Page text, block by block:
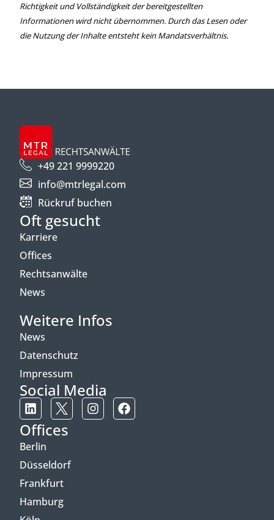
Richtigkeit und Vollständigkeit der bereitgestellten
Informationen wird nicht übernommen. Durch das Lesen oder
die Nutzung der Inhalte entsteht kein Mandatsverhältnis.
+49 221 9999220
info@mtrlegal.com
Rückruf buchen
Oft gesucht
Karriere
Offices
Rechtsanwälte
News
Weitere Infos
News
Datenschutz
Impressum
Social Media
Offices
Berlin
Düsseldorf
Frankfurt
Hamburg